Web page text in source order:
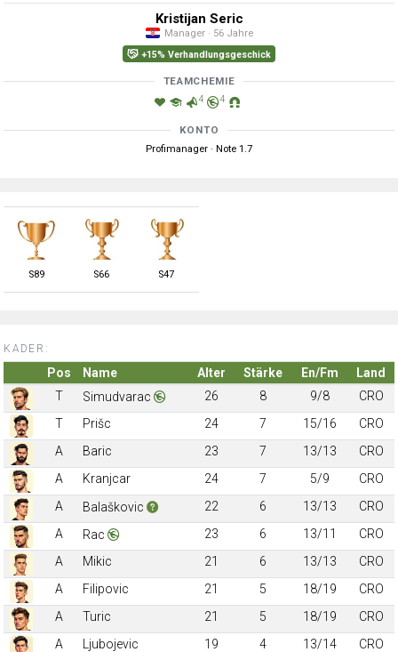
Kristijan Seric
Manager · 56 Jahre
+15% Verhandlungsgeschick
TEAMCHEMIE
4 4
KONTO
Profimanager · Note 1.7
S89 S66 S47
KADER:
Pos Name Alter Stärke En/Fm
Land
T
Simudvarac 26 8 9/8
CRO
T
Prišc 24 7 15/16
CRO
A
Baric 23 7 13/13
CRO
A
Kranjcar 24 7 5/9
CRO
A
Balaškovic 22 6 13/13
CRO
A
Rac 23 6 13/11
CRO
A
Mikic 21 6 13/13
CRO
A
Filipovic 21 5 18/19
CRO
A
Turic 21 5 18/19
CRO
A
Ljubojevic 19 4 13/14
CRO